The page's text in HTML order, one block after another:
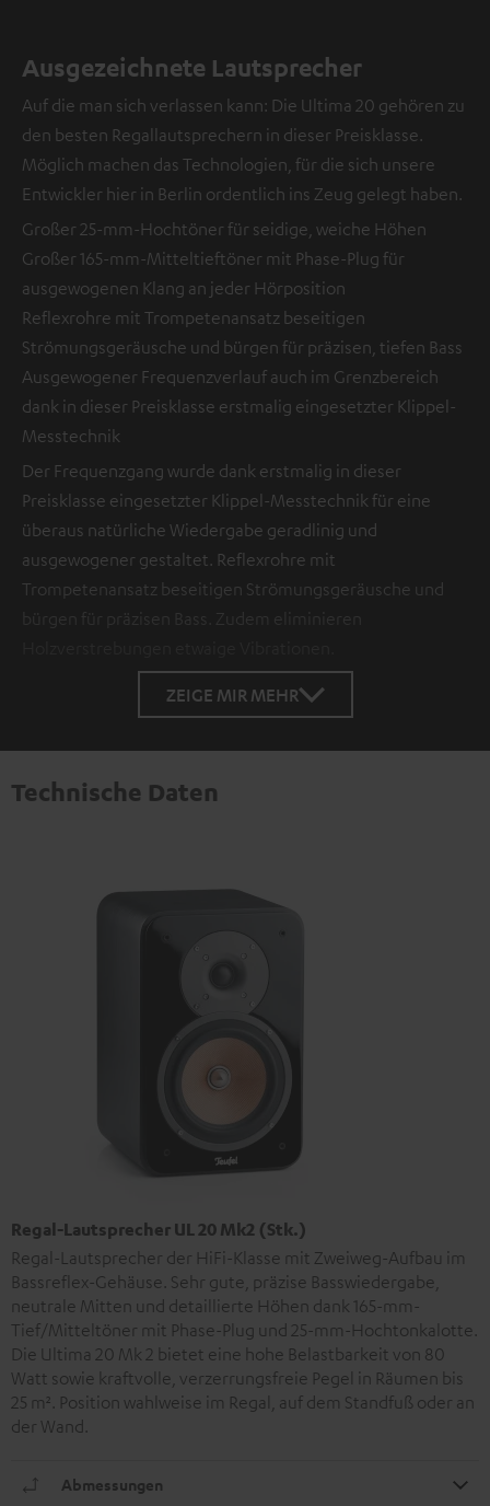
Ausgezeichnete Lautsprecher
Auf die man sich verlassen kann: Die Ultima 20 gehören zu
den besten Regallautsprechern in dieser Preisklasse.
Möglich machen das Technologien, für die sich unsere
Entwickler hier in Berlin ordentlich ins Zeug gelegt haben.
Großer 25-mm-Hochtöner für seidige, weiche Höhen
Großer 165-mm-Mitteltieftöner mit Phase-Plug für
ausgewogenen Klang an jeder Hörposition
Reflexrohre mit Trompetenansatz beseitigen
Strömungsgeräusche und bürgen für präzisen, tiefen Bass
Ausgewogener Frequenzverlauf auch im Grenzbereich
dank in dieser Preisklasse erstmalig eingesetzter Klippel-
Messtechnik
Der Frequenzgang wurde dank erstmalig in dieser
Preisklasse eingesetzter Klippel-Messtechnik für eine
überaus natürliche Wiedergabe geradlinig und
ausgewogener gestaltet. Reflexrohre mit
Trompetenansatz beseitigen Strömungsgeräusche und
bürgen für präzisen Bass. Zudem eliminieren
ZEIGE MIR MEHR
Technische Daten
Regal-Lautsprecher UL 20 Mk2 (Stk.)
Regal-Lautsprecher der HiFi-Klasse mit Zweiweg-Aufbau im
Bassreflex-Gehäuse. Sehr gute, präzise Basswiedergabe,
neutrale Mitten und detaillierte Höhen dank 165-mm-
Tief/Mitteltöner mit Phase-Plug und 25-mm-Hochtonkalotte.
Die Ultima 20 Mk 2 bietet eine hohe Belastbarkeit von 80
Watt sowie kraftvolle, verzerrungsfreie Pegel in Räumen bis
25 m². Position wahlweise im Regal, auf dem Standfuß oder an
der Wand.
Abmessungen